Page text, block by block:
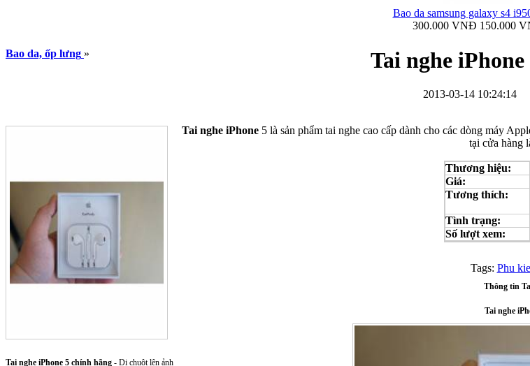
Bao da Samsung Galaxy S3 Mini i8190
Ốp lưng Sony Xperia Z LT36i
Bao da samsung galaxy s4
300.000 VNĐ 150.000
Bao da, ốp lưng » Tai nghe
2013-03-14 10:24:14
Tai nghe iPhone 5 chính hãng - Di chuột lên ảnh
Tai nghe iPhone 5 là sản phẩm tai nghe cao cấp dành cho các dòng máy
tại cửa hàng
Thương hiệu:
Giá:
Tương thích:
Tình trạng:
Số lượt xem:
Tags: Phu
Thông tin
Tai nghe